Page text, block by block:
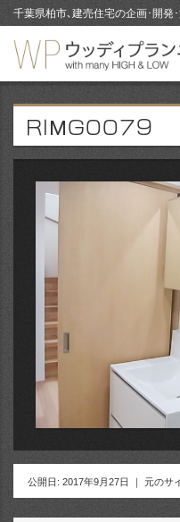
千葉県柏市､建売住宅の企画･開発
RIMG0079
公開日: 2017年9月27日 ｜ 元のサ